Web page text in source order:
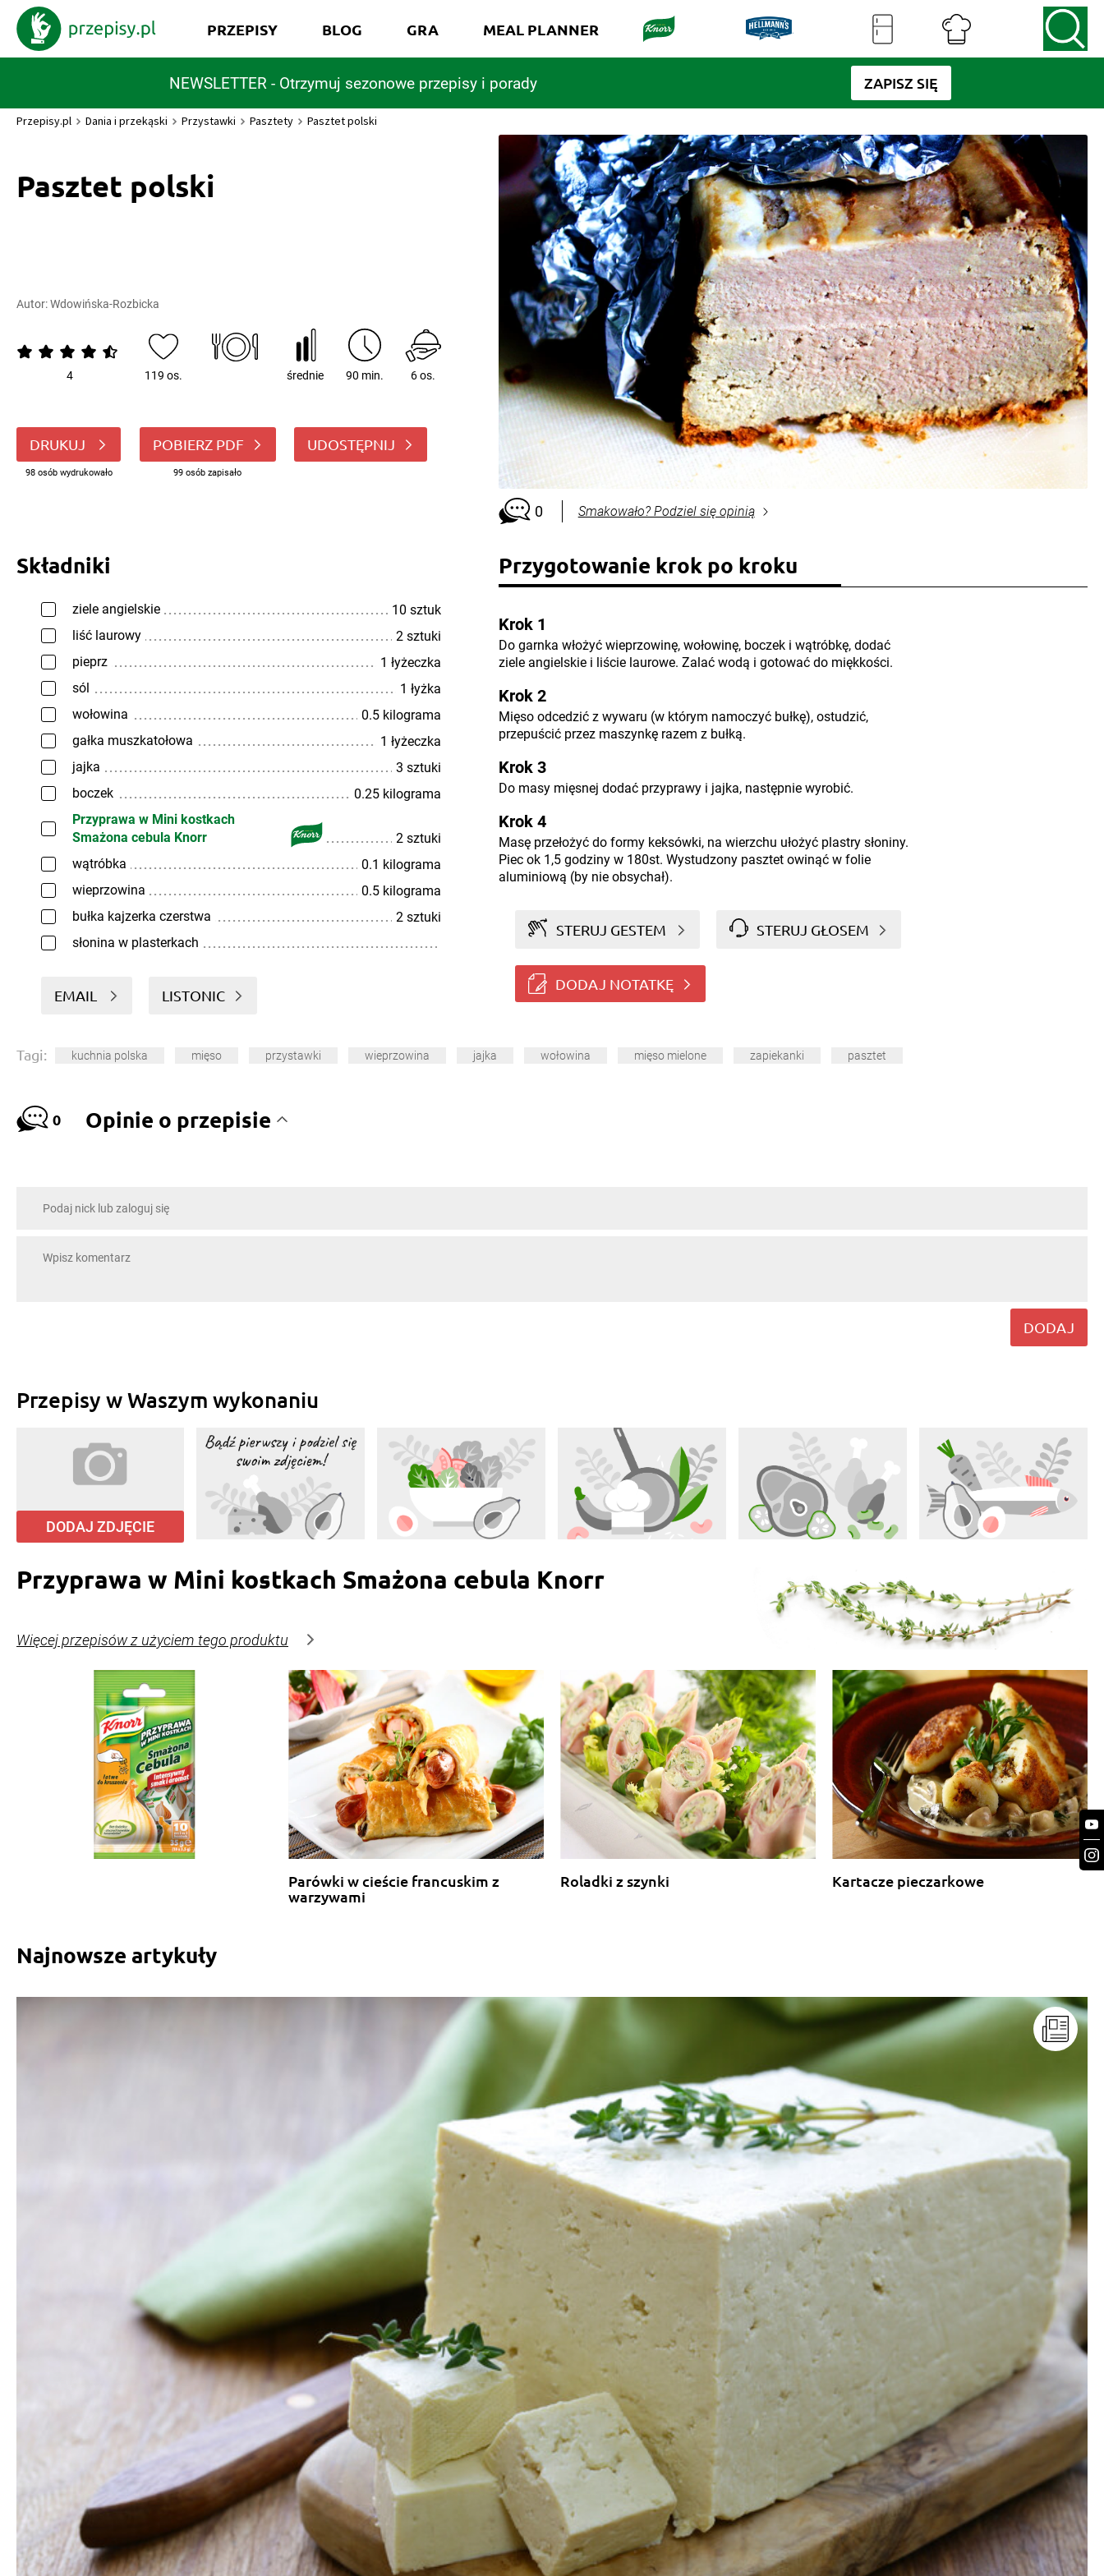
NEWSLETTER - Otrzymuj sezonowe przepisy i porady ZAPISZ SIĘ
PRZEPISY BLOG GRA MEAL PLANNER
Przepisy.pl Dania i przekąski Przystawki Pasztety Pasztet polski
Pasztet polski
Autor:Wdowińska-Rozbicka
4 119 os. średnie 90 min. 6 os.
DRUKUJ
98 osób wydrukowało
POBIERZ PDF
99 osób zapisało
UDOSTĘPNIJ
0 Smakowało? Podziel się opinią
Składniki
ziele angielskie
10 sztuk
liść laurowy
2 sztuki
pieprz
1 łyżeczka
sól
1 łyżka
wołowina
0.5 kilograma
gałka muszkatołowa
1 łyżeczka
jajka
3 sztuki
boczek
0.25 kilograma
Przyprawa w Mini kostkach
Smażona cebula Knorr
2 sztuki
wątróbka
0.1 kilograma
wieprzowina
0.5 kilograma
bułka kajzerka czerstwa
2 sztuki
słonina w plasterkach
EMAIL LISTONIC
Przygotowanie krok po kroku
Krok 1
Do garnka włożyć wieprzowinę, wołowinę, boczek i wątróbkę, dodać
ziele angielskie i liście laurowe. Zalać wodą i gotować do miękkości.
Krok 2
Mięso odcedzić z wywaru (w którym namoczyć bułkę), ostudzić,
przepuścić przez maszynkę razem z bułką.
Krok 3
Do masy mięsnej dodać przyprawy i jajka, następnie wyrobić.
Krok 4
Masę przełożyć do formy keksówki, na wierzchu ułożyć plastry słoniny.
Piec ok 1,5 godziny w 180st. Wystudzony pasztet owinąć w folie
aluminiową (by nie obsychał).
STERUJ GESTEM STERUJ GŁOSEM
DODAJ NOTATKĘ
Tagi: kuchnia polska mięso przystawki wieprzowina jajka wołowina mięso mielone zapiekanki pasztet
0 Opinie o przepisie
DODAJ
Przepisy w Waszym wykonaniu
DODAJ ZDJĘCIE
Przyprawa w Mini kostkach Smażona cebula Knorr
Więcej przepisów z użyciem tego produktu
Parówki w cieście francuskim z
warzywami
Roladki z szynki Kartacze pieczarkowe
Najnowsze artykuły